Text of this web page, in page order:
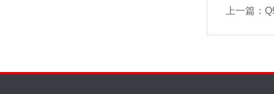
上一篇：